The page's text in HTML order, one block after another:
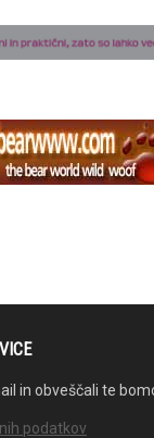
in obveščali te
podatkov